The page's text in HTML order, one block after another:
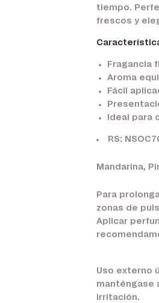
tiempo.
frescos y
Fragancia
Aroma
Fácil
Ideal para
RS:
Mandarina,
Para
zonas de
Aplicar
Uso externo
manténgase
irritación.